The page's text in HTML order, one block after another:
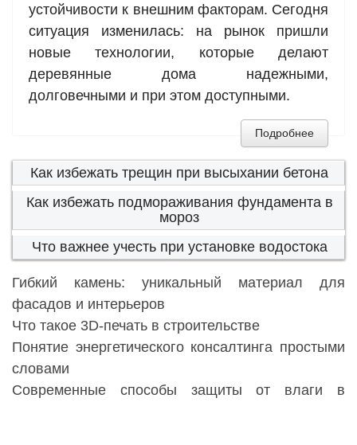
устойчивости к внешним факторам. Сегодня
ситуация изменилась: на рынок пришли
новые технологии, которые делают
деревянные дома надежными,
долговечными и при этом доступными.
Подробнее
Как избежать трещин при высыхании бетона
Как избежать подмораживания фундамента в
мороз
Что важнее учесть при установке водостока
Гибкий камень: уникальный материал для
фасадов и интерьеров
Что такое 3D-печать в строительстве
Понятие энергетического консалтинга простыми
словами
Современные способы защиты от влаги в